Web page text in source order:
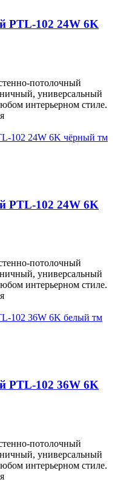
PTL-102 24W 6K
потолочный
универсальный
интерьерном стиле.
PTL-102 24W 6K
потолочный
универсальный
интерьерном стиле.
PTL-102 36W 6K
потолочный
универсальный
интерьерном стиле.